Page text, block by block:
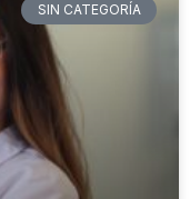
SIN CATEGORÍA